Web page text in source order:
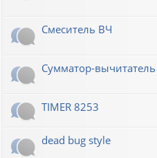
Смеситель ВЧ
Сумматор-вычитатель
TIMER 8253
dead bug style